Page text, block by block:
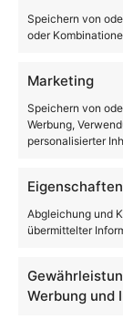
Speichern von
oder
Marketing
Speichern von
Werbung,
personalisierter
Eigenschaften
Abgleichung und
übermittelter
Werbung und